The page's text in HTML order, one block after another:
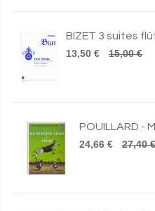
BIZET 3 suites
13,50 €
15,00 €
POUILLARD -
24,66 €
27,40 €